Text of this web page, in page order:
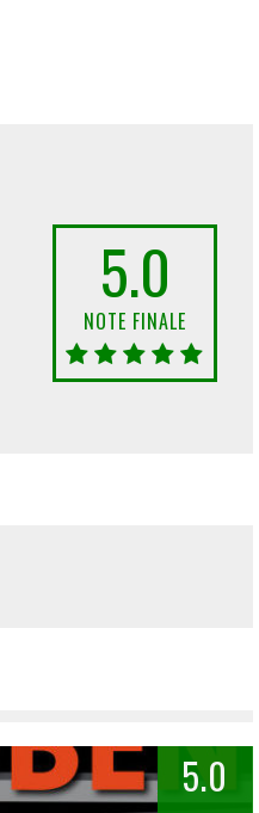
5.0
NOTE FINALE
5.0